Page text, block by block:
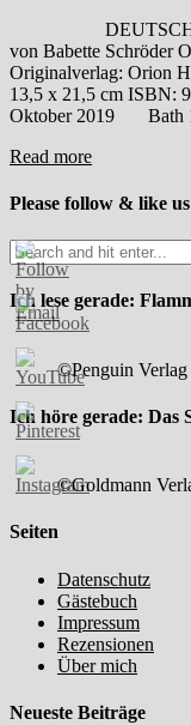
DEUTSCHE
von Babette Schröder
Originalverlag: Orion
13,5 x 21,5 cm ISBN:
Oktober 2019 Bath
Read more
Please follow & like
Ich lese gerade:
©Penguin Verlag
Ich höre gerade: Das
©Goldmann
Seiten
Datenschutz
Gästebuch
Impressum
Rezensionen
Über mich
Neueste Beiträge